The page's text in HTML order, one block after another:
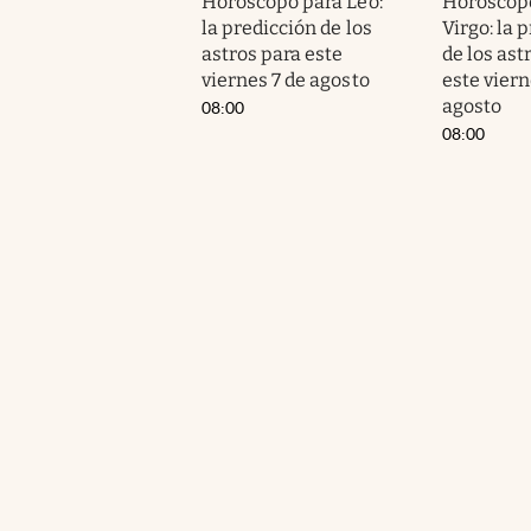
la predicción de los
astros para este
viernes 7 de agosto
08:00
Virgo: la
de los
este
agosto
08:00